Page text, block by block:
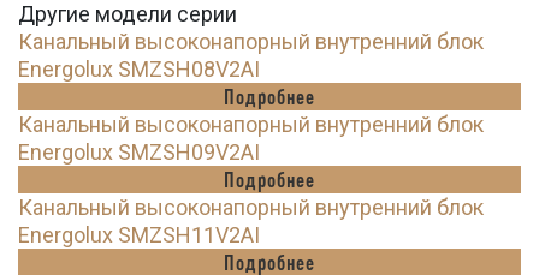
Другие модели серии
Канальный высоконапорный внутренний блок
Energolux SMZSH08V2AI
Подробнее
Канальный высоконапорный внутренний блок
Energolux SMZSH09V2AI
Подробнее
Канальный высоконапорный внутренний блок
Energolux SMZSH11V2AI
Подробнее